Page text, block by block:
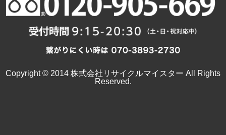
Copyright © 2014 株式会社リサイクルマイスター All Rights
Reserved.